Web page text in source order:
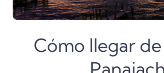
Cómo llegar